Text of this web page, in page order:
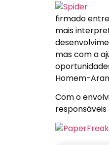
firmado
mais
mas com a
Homem-
Com o